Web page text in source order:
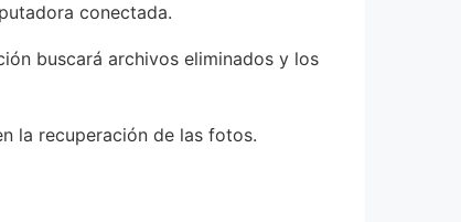
conectada.
buscará archivos eliminados y los
la recuperación de las fotos.